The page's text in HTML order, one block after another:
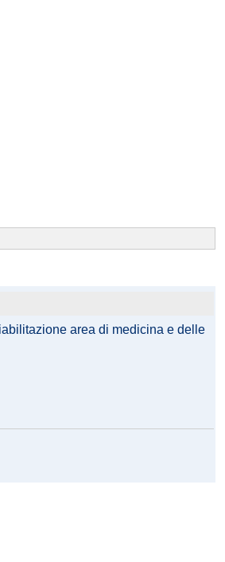
area di medicina e delle